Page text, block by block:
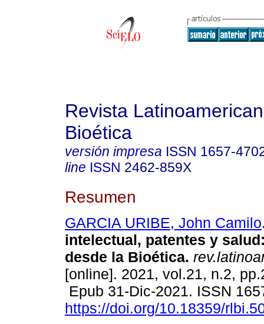
Revista
Bioética
versión impresa ISSN 1657-
line ISSN 2462-859X
Resumen
GARCIA URIBE, John Camilo
intelectual, patentes y
desde la Bioética.
[online]. 2021, vol.21, n.2,
Epub 31-Dic-2021. ISSN
https://doi.org/10.18359/